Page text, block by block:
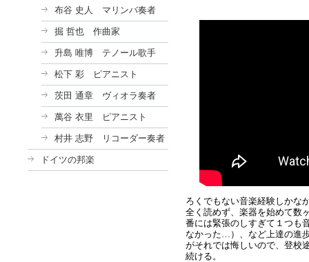
布谷 史人 マリンバ奏者
掘 哲也 作曲家
升島 唯博 テノール歌手
松下 彩 ピアニスト
茨田 通章 ヴィオラ奏者
萬谷 衣里 ピアニスト
村井 志野 リコーダー奏者
ドイツの邦楽
ろくでもない音楽経験しかな
全く読めず、楽器を始めて数
番には緊張のしすぎて１つも
なかった…）、など上達の進
がそれでは悔しいので、登校
続ける。